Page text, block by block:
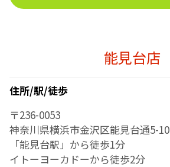
能見台店
住所/駅/徒歩
〒236-0053
神奈川県横浜市金沢区能見台通5-10
「能見台駅」から徒歩1分
イトーヨーカドーから徒歩2分